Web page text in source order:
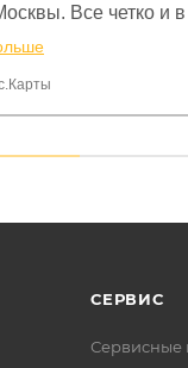
Все четко и
всегда был 0, при
были на связи и в
это говорит о
СЕРВИС
Сервисные